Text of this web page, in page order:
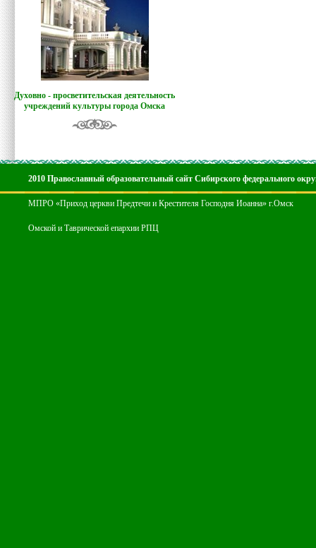
Духовно - просветительская деятельность
учреждений культуры города Омска
2010 Православный образовательный сайт Сибирского федерального
МПРО «Приход церкви Предтечи и Крестителя Господня Иоанна» г.Омск
Омской и Таврической епархии РПЦ